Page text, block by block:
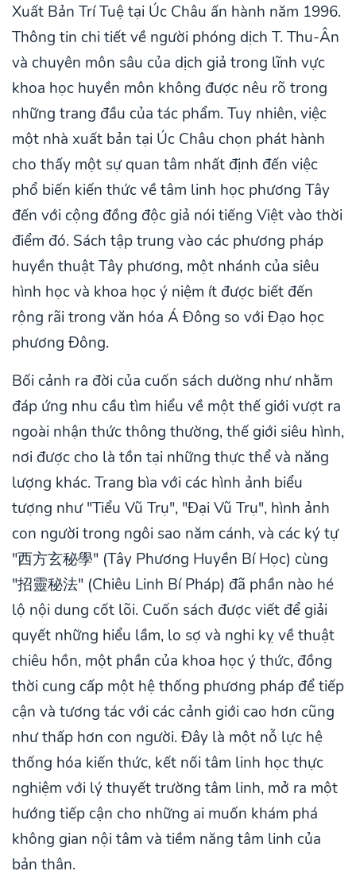
Xuất Bản Trí Tuệ tại Úc Châu ấn hành năm 1996.
Thông tin chi tiết về người phóng dịch T. Thu-Ân
và chuyên môn sâu của dịch giả trong lĩnh vực
khoa học huyền môn không được nêu rõ trong
những trang đầu của tác phẩm. Tuy nhiên, việc
một nhà xuất bản tại Úc Châu chọn phát hành
cho thấy một sự quan tâm nhất định đến việc
phổ biến kiến thức về tâm linh học phương Tây
đến với cộng đồng độc giả nói tiếng Việt vào thời
điểm đó. Sách tập trung vào các phương pháp
huyền thuật Tây phương, một nhánh của siêu
hình học và khoa học ý niệm ít được biết đến
rộng rãi trong văn hóa Á Đông so với Đạo học
phương Đông.
Bối cảnh ra đời của cuốn sách dường như nhằm
đáp ứng nhu cầu tìm hiểu về một thế giới vượt ra
ngoài nhận thức thông thường, thế giới siêu hình,
nơi được cho là tồn tại những thực thể và năng
lượng khác. Trang bìa với các hình ảnh biểu
tượng như "Tiểu Vũ Trụ", "Đại Vũ Trụ", hình ảnh
con người trong ngôi sao năm cánh, và các ký tự
"西方玄秘學" (Tây Phương Huyền Bí Học) cùng
"招靈秘法" (Chiêu Linh Bí Pháp) đã phần nào hé
lộ nội dung cốt lõi. Cuốn sách được viết để giải
quyết những hiểu lầm, lo sợ và nghi kỵ về thuật
chiêu hồn, một phần của khoa học ý thức, đồng
thời cung cấp một hệ thống phương pháp để tiếp
cận và tương tác với các cảnh giới cao hơn cũng
như thấp hơn con người. Đây là một nỗ lực hệ
thống hóa kiến thức, kết nối tâm linh học thực
nghiệm với lý thuyết trường tâm linh, mở ra một
hướng tiếp cận cho những ai muốn khám phá
không gian nội tâm và tiềm năng tâm linh của
bản thân.